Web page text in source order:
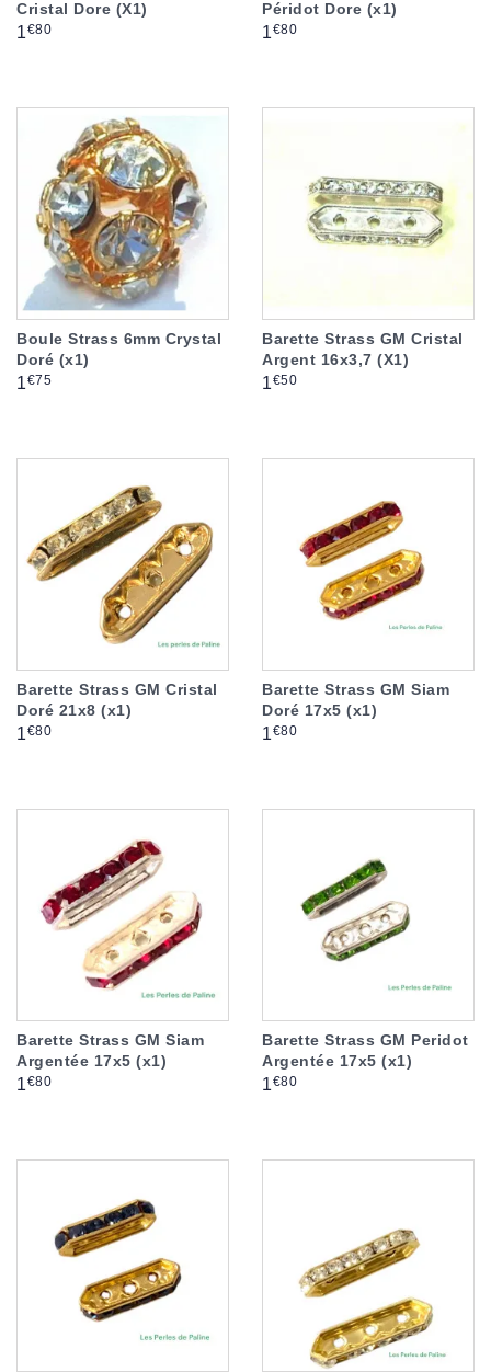
Cristal Dore (X1)
Prix
1€80
Péridot Dore (x1)
Prix
1€80
Boule Strass 6mm Crystal
Doré (x1)
Prix
1€75
Barette Strass GM Cristal
Argent 16x3,7 (X1)
Prix
1€50
Barette Strass GM Cristal
Doré 21x8 (x1)
Prix
1€80
Barette Strass GM Siam
Doré 17x5 (x1)
Prix
1€80
Barette Strass GM Siam
Argentée 17x5 (x1)
Prix
1€80
Barette Strass GM Peridot
Argentée 17x5 (x1)
Prix
1€80